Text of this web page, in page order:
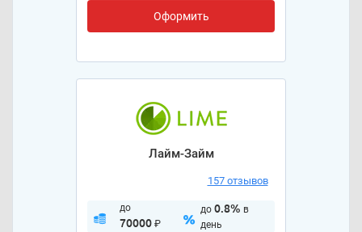
Оформить
Лайм-Займ
157 отзывов
до
70000₽
до 0.8% в
день